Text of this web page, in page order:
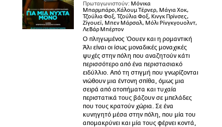
Πρωταγωνιστούν: Μόνικα
Μπαρμπάρο,Κάλουμ Τέρνερ, Μάγια Χοκ,
Τζούλια Φοξ, Τζούλια Φοξ, Κινγκ Πρίνσες,
Ζίγουεϊ, Μπεν Μάρσαλ, Μόλι Ρίνγκγουολντ,
ΛεΒάρ Μπέρτον
Ο πληγωμένος Όουεν και η ρομαντική
Άλι είναι οι ίσως μοναδικές μοναχικές
ψυχές στην πόλη που αναζητούν κάτι
περισσότερο από ένα περιστασιακό
ειδύλλιο. Από τη στιγμή που γνωρίζονται
νιώθουν μια έντονη σπίθα, όμως μια
σειρά από ατοπήματα και τυχαία
περιστατικά τους βάζουν σε μπελάδες
που τους κρατούν χώρια. Σε ένα
κυνηγητό μέσα στην πόλη, που μία του
απομακρύνει και μία τους φέρνει κοντά,